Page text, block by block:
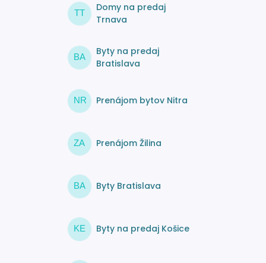
TT
Domy na predaj
Trnava
BA
Byty na predaj
Bratislava
NR Prenájom bytov Nitra
ZA Prenájom Žilina
BA Byty Bratislava
KE Byty na predaj Košice